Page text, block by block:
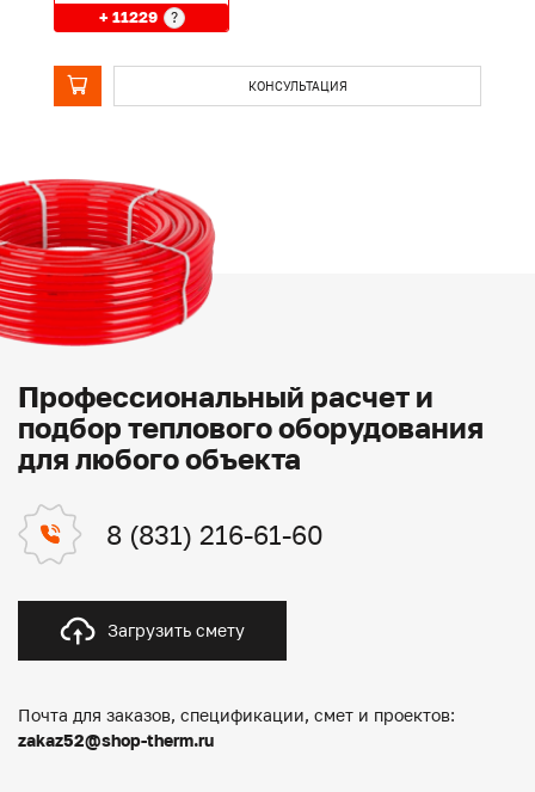
+ 11229 ?
КОНСУЛЬТАЦИЯ
Профессиональный расчет и
подбор теплового оборудования
для любого объекта
8 (831) 216-61-60
Загрузить смету
Почта для заказов, спецификации, смет и проектов:
zakaz52@shop-therm.ru